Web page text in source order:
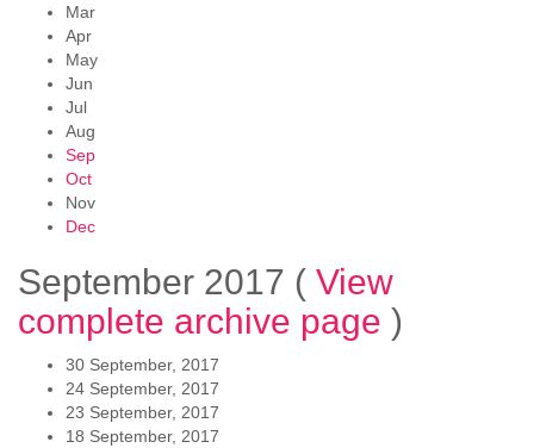
Mar
Apr
May
Jun
Jul
Aug
Sep
Oct
Nov
Dec
September 2017 ( View
complete archive page )
30 September, 2017
24 September, 2017
23 September, 2017
18 September, 2017